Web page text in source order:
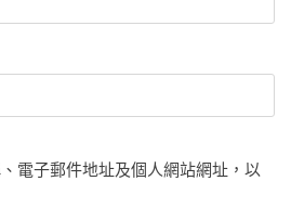
電子郵件地址及個人網站網址，以